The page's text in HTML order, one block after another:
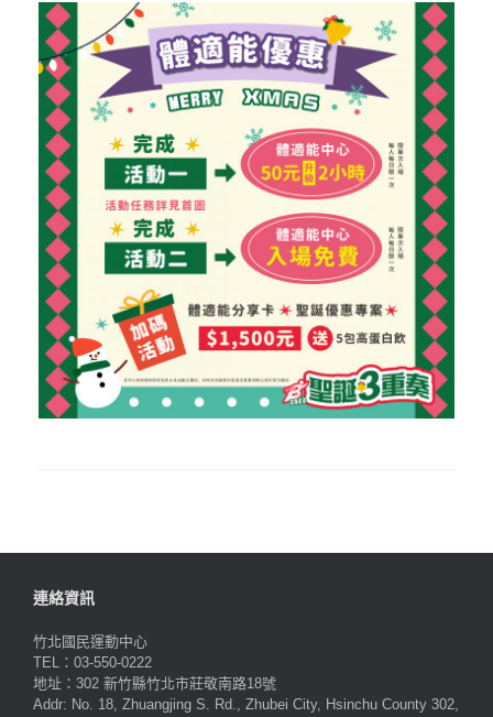
連絡資訊
竹北國民運動中心
TEL：03-550-0222
地址：302 新竹縣竹北市莊敬南路18號
Addr: No. 18, Zhuangjing S. Rd., Zhubei City, Hsinchu County 302,